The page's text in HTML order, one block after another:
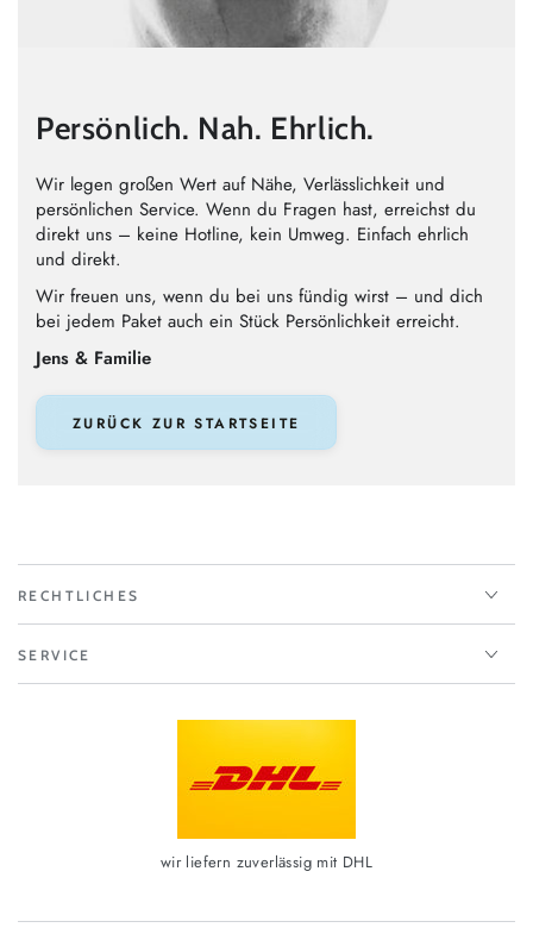
Persönlich. Nah. Ehrlich.
Wir legen großen Wert auf Nähe, Verlässlichkeit und
persönlichen Service. Wenn du Fragen hast, erreichst du
direkt uns – keine Hotline, kein Umweg. Einfach ehrlich
und direkt.
Wir freuen uns, wenn du bei uns fündig wirst – und dich
bei jedem Paket auch ein Stück Persönlichkeit erreicht.
Jens & Familie
ZURÜCK ZUR STARTSEITE
RECHTLICHES
SERVICE
wir liefern zuverlässig mit DHL